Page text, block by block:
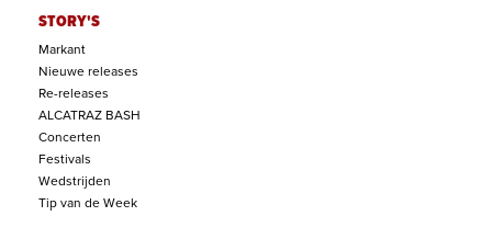
STORY'S
Markant
Nieuwe releases
Re-releases
ALCATRAZ BASH
Concerten
Festivals
Wedstrijden
Tip van de Week